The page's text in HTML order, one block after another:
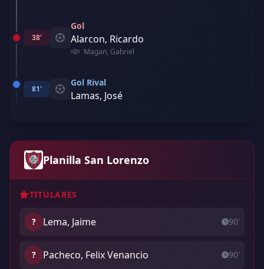
38'
Gol
Alarcon, Ricardo
Magan, Gabriel
81'
Gol Rival
Lamas, José
Planilla San Lorenzo
TITULARES
? Lema, Jaime 90'
? Pacheco, Felix Venancio 90'